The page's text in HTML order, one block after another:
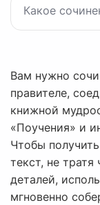
Вам нужно
правителе,
книжной
«Поучения» и
Чтобы
текст, не
деталей,
мгновенно